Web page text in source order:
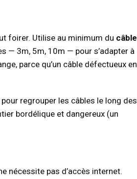
foirer. Utilise au minimum du câble
— 3m, 5m, 10m — pour s’adapter à
parce qu’un câble défectueux en
regrouper les câbles le long des
bordélique et dangereux (un
nécessite pas d’accès internet.